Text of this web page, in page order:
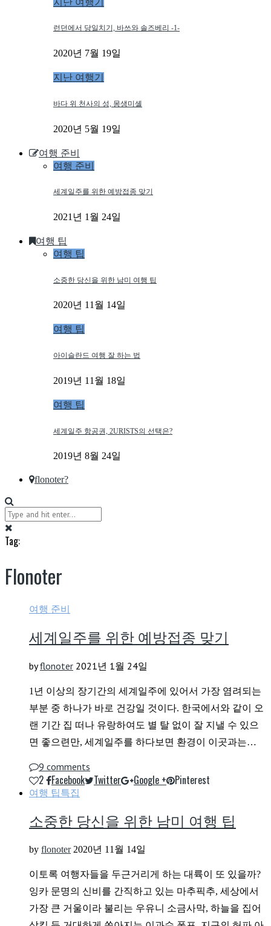
런던에서 당일치기, 바쓰와 솔즈베리 -1-
2020년 7월 19일
지난 여행기
바다 위 천사의 성, 몽생미셸
2020년 5월 19일
여행 준비
여행 준비
세계일주를 위한 예방접종 맞기
2021년 1월 24일
여행 팁
여행 팁
소중한 당신을 위한 남미 여행 팁
2020년 11월 14일
여행 팁
아이슬란드 여행 잘 하는 법
2019년 11월 18일
여행 팁
세계일주 항공권, 2URISTS의 선택은?
2019년 8월 24일
flonoter?
Tag:
Flonoter
여행 준비
세계일주를 위한 예방접종 맞기
byflonoter 2021년 1월 24일
1년 이상의 장기간의 세계일주에 있어서 가장 염려되는
부분 중 하나가 바로 건강일 것이다. 한국에서와 같이 오
랜 기간 집 떠나 유랑하여도 별 탈 없이 잘 지낼 수 있으
면 좋으련만, 세계일주를 하다보면 환경이 이곳과는…
9 comments
2 Facebook Twitter Google + Pinterest
여행 팁특집
소중한 당신을 위한 남미 여행 팁
by flonoter 2020년 11월 14일
이토록 여행자들을 두근거리게 하는 대륙이 또 있을까?
잉카 문명의 신비를 간직하고 있는 마추픽추, 세상에서
가장 큰 거울이라 불리는 우유니 소금사막, 하늘을 집어